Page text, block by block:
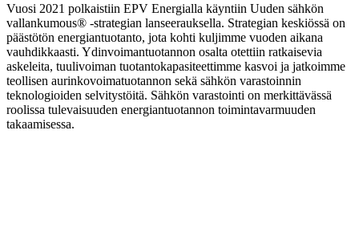
Vuosi 2021 polkaistiin EPV Energialla käyntiin Uuden sähkön
vallankumous® -strategian lanseerauksella. Strategian keskiössä on
päästötön energiantuotanto, jota kohti kuljimme vuoden aikana
vauhdikkaasti. Ydinvoimantuotannon osalta otettiin ratkaisevia
askeleita, tuulivoiman tuotantokapasiteettimme kasvoi ja jatkoimme
teollisen aurinkovoimatuotannon sekä sähkön varastoinnin
teknologioiden selvitystöitä. Sähkön varastointi on merkittävässä
roolissa tulevaisuuden energiantuotannon toimintavarmuuden
takaamisessa.